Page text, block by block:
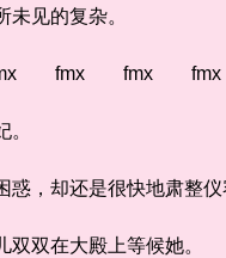
见的复杂。
fmx fmx
，却还是很快地肃整仪
双在大殿上等候她。